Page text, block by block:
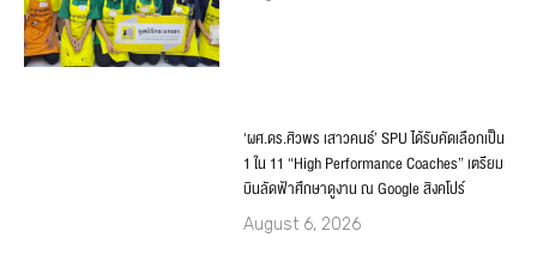
‘ผศ.ดร.ศิวพร เสาวคนธ์’ SPU ได้รับคัดเลือกเป็น
1 ใน 11 “High Performance Coaches” เตรียม
บินลัดฟ้าศึกษาดูงาน ณ Google สิงคโปร์
August 6, 2026